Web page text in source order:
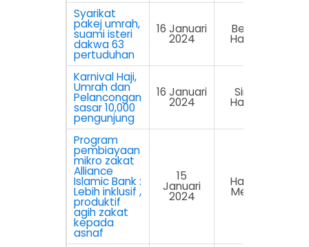
Syarikat
pakej umrah,
suami isteri
dakwa 63
pertuduhan
16 Januari
2024
Berita
Harian
Karnival Haji,
Umrah dan
Pelancongan
sasar 10,000
pengunjung
16 Januari
2024
Sinar
Harian
Program
pembiayaan
mikro zakat
Alliance
Islamic Bank :
Lebih inklusif ,
produktif
agih zakat
kepada
asnaf
15
Januari
2024
Harian
Metro